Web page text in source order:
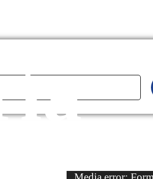
Reproductor